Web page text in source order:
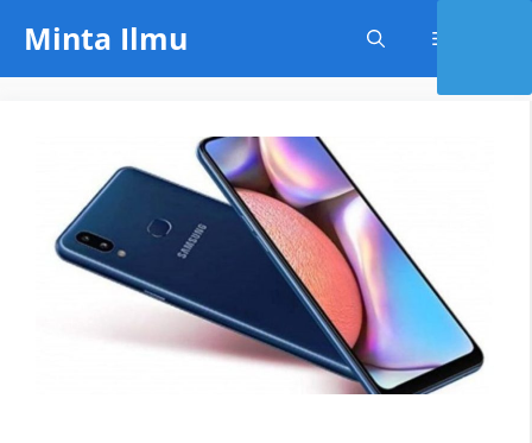
content
Minta Ilmu